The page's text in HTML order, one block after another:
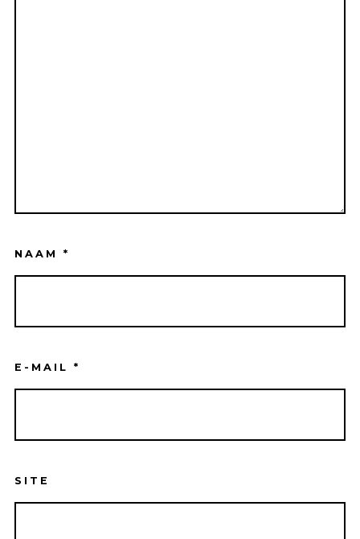
NAAM *
E-MAIL *
SITE